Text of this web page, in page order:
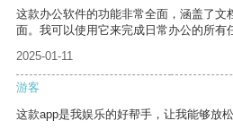
这款办公软件的功能非常全面，涵盖了文
面。我可以使用它来完成日常办公的所有
2025-01-11
游客
这款app是我娱乐的好帮手，让我能够放